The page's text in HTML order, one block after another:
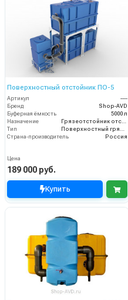
Поверхностный отстойник ПО-5
Артикул
----
Бренд
Shop-AVD
Буферная ёмкость
5000 л
Назначение
Грязеотстойник отстойник для автомойки
Тип
Поверхностный грязеотстойник отстойник
Страна-производитель
Россия
Цена
189 000 руб.
Купить